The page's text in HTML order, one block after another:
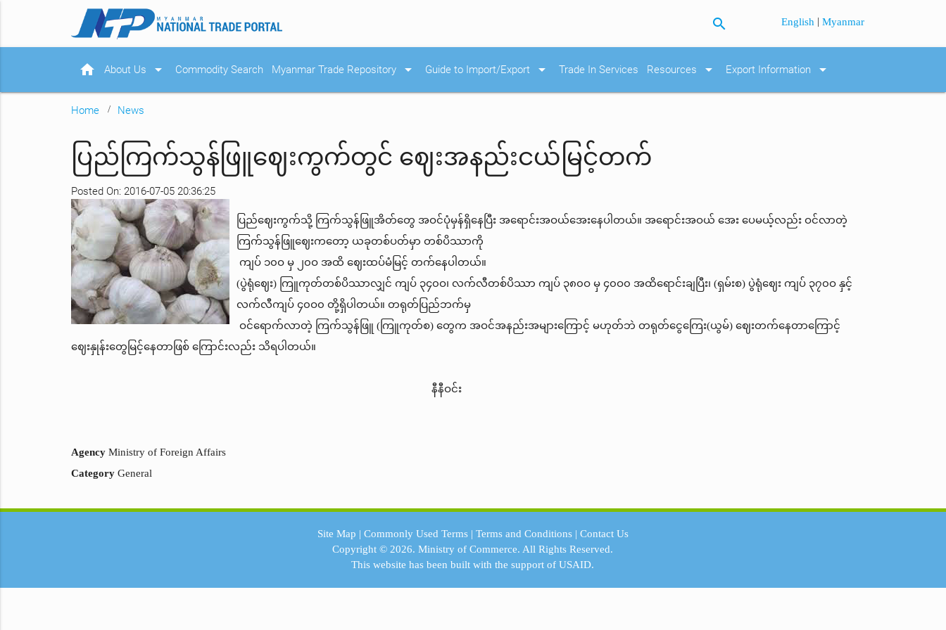
search English |Myanmar
home About Us arrow_drop_down Commodity Search Myanmar Trade Repository arrow_drop_down Guide to Import/Export arrow_drop_down Trade In Services Resources arrow_drop_down Export Information arrow_drop_down
Home News
ပြည်ကြက်သွန်ဖြူဈေးကွက်တွင် ဈေးအနည်းငယ်မြင့်တက်
Posted On: 2016-07-05 20:36:25
ပြည်ဈေးကွက်သို့ ကြက်သွန်ဖြူအိတ်တွေ အဝင်ပုံမှန်ရှိနေပြီး အရောင်းအဝယ်အေးနေပါတယ်။ အရောင်းအဝယ် အေး ပေမယ့်လည်း ဝင်လာတဲ့
ကြက်သွန်ဖြူဈေးကတော့ ယခုတစ်ပတ်မှာ တစ်ပိဿာကို
ကျပ် ၁၀ဝ မှ ၂၀ဝ အထိ ဈေးထပ်မံမြင့် တက်နေပါတယ်။
(ပွဲရုံဈေး) ကြူကုတ်တစ်ပိဿာလျှင် ကျပ် ၃၄၀ဝ၊ လက်လီတစ်ပိဿာ ကျပ် ၃၈၀ဝ မှ ၄၀ဝ၀ အထိရောင်းချပြီး၊ (ရှမ်းစ) ပွဲရုံဈေး ကျပ် ၃၇၀ဝ နှင့်
လက်လီကျပ် ၄၀ဝ၀ တို့ရှိပါတယ်။ တရုတ်ပြည်ဘက်မှ
ဝင်ရောက်လာတဲ့ ကြက်သွန်ဖြူ (ကြူကုတ်စ) တွေက အဝင်အနည်းအများကြောင့် မဟုတ်ဘဲ တရုတ်ငွေကြေး(ယွမ်) ဈေးတက်နေတာကြောင့်
ဈေးနှုန်းတွေမြင့်နေတာဖြစ် ကြောင်းလည်း သိရပါတယ်။
နီနီဝင်း
AgencyMinistry of Foreign Affairs
CategoryGeneral
Site Map | Commonly Used Terms| Terms and Conditions| Contact Us
Copyright © 2026.Ministry of Commerce. All Rights Reserved.
This website has been built with the support ofUSAID.